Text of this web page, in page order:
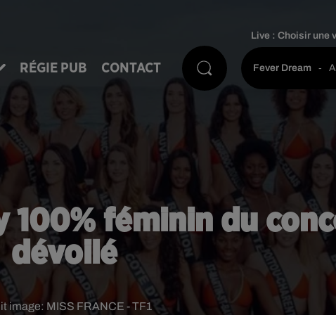
RÉGIE PUB CONTACT
Live :Choisir une
Fever Dream -
100% féminin du
dévoilé
image: MISS FRANCE - TF1